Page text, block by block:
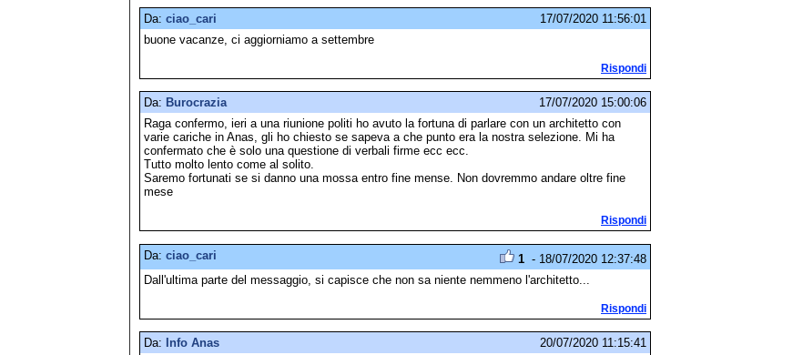
Da: ciao_cari
17/07/2020 11:56:01
buone vacanze, ci aggiorniamo a settembre
Rispondi
Da: Burocrazia
17/07/2020 15:00:06
Raga confermo, ieri a una riunione politi ho avuto la fortuna di parlare con un architetto con
varie cariche in Anas, gli ho chiesto se sapeva a che punto era la nostra selezione. Mi ha
confermato che è solo una questione di verbali firme ecc ecc.
Tutto molto lento come al solito.
Saremo fortunati se si danno una mossa entro fine mense. Non dovremmo andare oltre fine
mese
Rispondi
Da: ciao_cari 1 - 18/07/2020 12:37:48
Dall'ultima parte del messaggio, si capisce che non sa niente nemmeno l'architetto...
Rispondi
Da: Info Anas
20/07/2020 11:15:41